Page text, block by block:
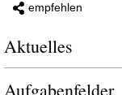
empfehlen
Aktuelles
Aufgabenfelder